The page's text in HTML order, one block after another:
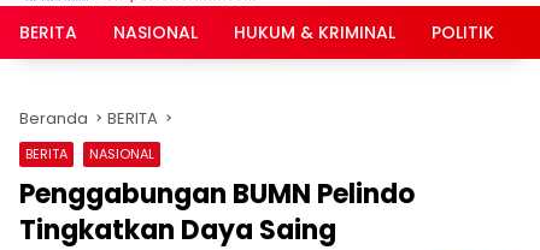
BERITA NASIONAL HUKUM & KRIMINAL POLITIK
Beranda BERITA
BERITA NASIONAL
Penggabungan BUMN Pelindo
Tingkatkan Daya Saing